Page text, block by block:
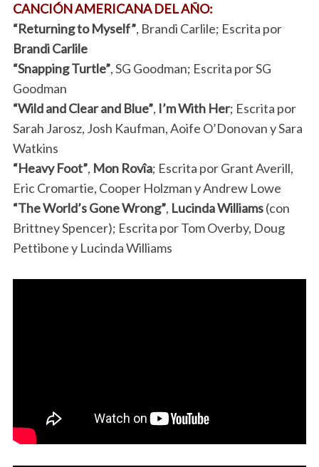
CANCIÓN AMERICANA DEL AÑO:
“Returning to Myself”, Brandi Carlile; Escrita por
Brandi Carlile
“Snapping Turtle”, SG Goodman; Escrita por SG
Goodman
“Wild and Clear and Blue”, I’m With Her; Escrita por
Sarah Jarosz, Josh Kaufman, Aoife O’Donovan y Sara
Watkins
“Heavy Foot”, Mon Rovîa; Escrita por Grant Averill,
Eric Cromartie, Cooper Holzman y Andrew Lowe
“The World’s Gone Wrong”, Lucinda Williams(con
Brittney Spencer); Escrita por Tom Overby, Doug
Pettibone y Lucinda Williams